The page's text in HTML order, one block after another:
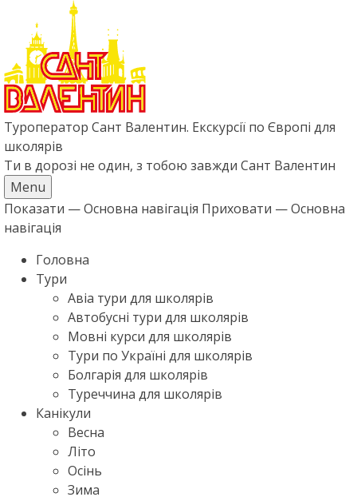
основного
вмісту
Туроператор Сант Валентин. Екскурсії по Європі для
школярів
Ти в дорозі не один, з тобою завжди Сант Валентин
Menu
ОСНОВНА
НАВІГАЦІЯ
Показати — Основна навігація Приховати — Основна
навігація
Головна
Тури
Авіа тури для школярів
Автобусні тури для школярів
Мовні курси для школярів
Тури по Україні для школярів
Болгарія для школярів
Туреччина для школярів
Канікули
Весна
Літо
Осінь
Зима